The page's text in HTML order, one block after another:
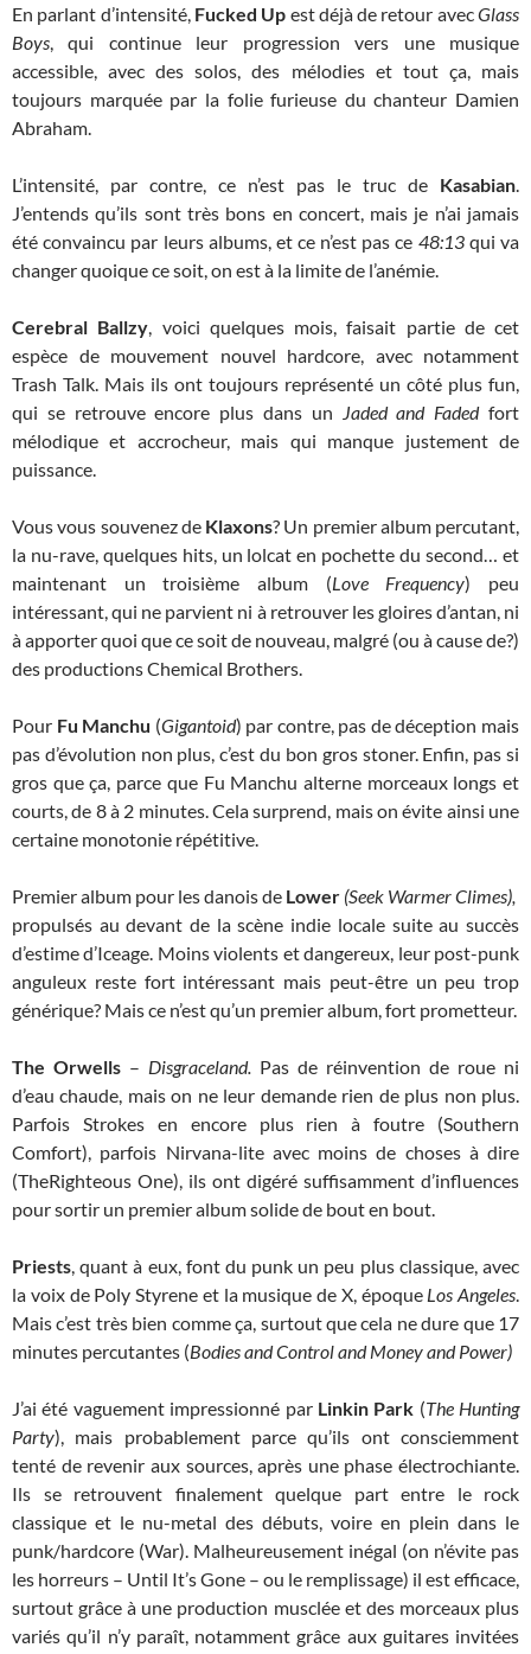
En parlant d’intensité, Fucked Up est déjà de retour avecGlass
Boys, qui continue leur progression vers une musique
accessible, avec des solos, des mélodies et tout ça, mais
toujours marquée par la folie furieuse du chanteur Damien
Abraham.
L’intensité, par contre, ce n’est pas le truc de Kasabian.
J’entends qu’ils sont très bons en concert, mais je n’ai jamais
été convaincu par leurs albums, et ce n’est pas ce 48:13qui va
changer quoique ce soit, on est à la limite de l’anémie.
Cerebral Ballzy, voici quelques mois, faisait partie de cet
espèce de mouvement nouvel hardcore, avec notamment
Trash Talk. Mais ils ont toujours représenté un côté plus fun,
qui se retrouve encore plus dans un Jaded and Fadedfort
mélodique et accrocheur, mais qui manque justement de
puissance.
Vous vous souvenez de Klaxons? Un premier album percutant,
la nu-rave, quelques hits, un lolcat en pochette du second… et
maintenant un troisième album (Love Frequency) peu
intéressant, qui ne parvient ni à retrouver les gloires d’antan, ni
à apporter quoi que ce soit de nouveau, malgré (ou à cause de?)
des productions Chemical Brothers.
Pour Fu Manchu (Gigantoid) par contre, pas de déception mais
pas d’évolution non plus, c’est du bon gros stoner. Enfin, pas si
gros que ça, parce que Fu Manchu alterne morceaux longs et
courts, de 8 à 2 minutes. Cela surprend, mais on évite ainsi une
certaine monotonie répétitive.
Premier album pour les danois de Lower (Seek Warmer Climes),
propulsés au devant de la scène indie locale suite au succès
d’estime d’Iceage. Moins violents et dangereux, leur post-punk
anguleux reste fort intéressant mais peut-être un peu trop
générique? Mais ce n’est qu’un premier album, fort prometteur.
The Orwells – Disgraceland. Pas de réinvention de roue ni
d’eau chaude, mais on ne leur demande rien de plus non plus.
Parfois Strokes en encore plus rien à foutre (Southern
Comfort), parfois Nirvana-lite avec moins de choses à dire
(TheRighteous One), ils ont digéré suffisamment d’influences
pour sortir un premier album solide de bout en bout.
Priests, quant à eux, font du punk un peu plus classique, avec
la voix de Poly Styrene et la musique de X, époque Los Angeles.
Mais c’est très bien comme ça, surtout que cela ne dure que 17
minutes percutantes (Bodies and Control and Money and Power)
J’ai été vaguement impressionné parLinkin Park (The Hunting
Party), mais probablement parce qu’ils ont consciemment
tenté de revenir aux sources, après une phase électrochiante.
Ils se retrouvent finalement quelque part entre le rock
classique et le nu-metal des débuts, voire en plein dans le
punk/hardcore (War). Malheureusement inégal (on n’évite pas
les horreurs – Until It’s Gone – ou le remplissage) il est efficace,
surtout grâce à une production musclée et des morceaux plus
variés qu’il n’y paraît, notamment grâce aux guitares invitées